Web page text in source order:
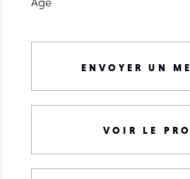
ENVOYER UN
VOIR LE